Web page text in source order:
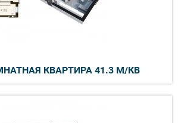
КВАРТИРА 41.3 М/КВ